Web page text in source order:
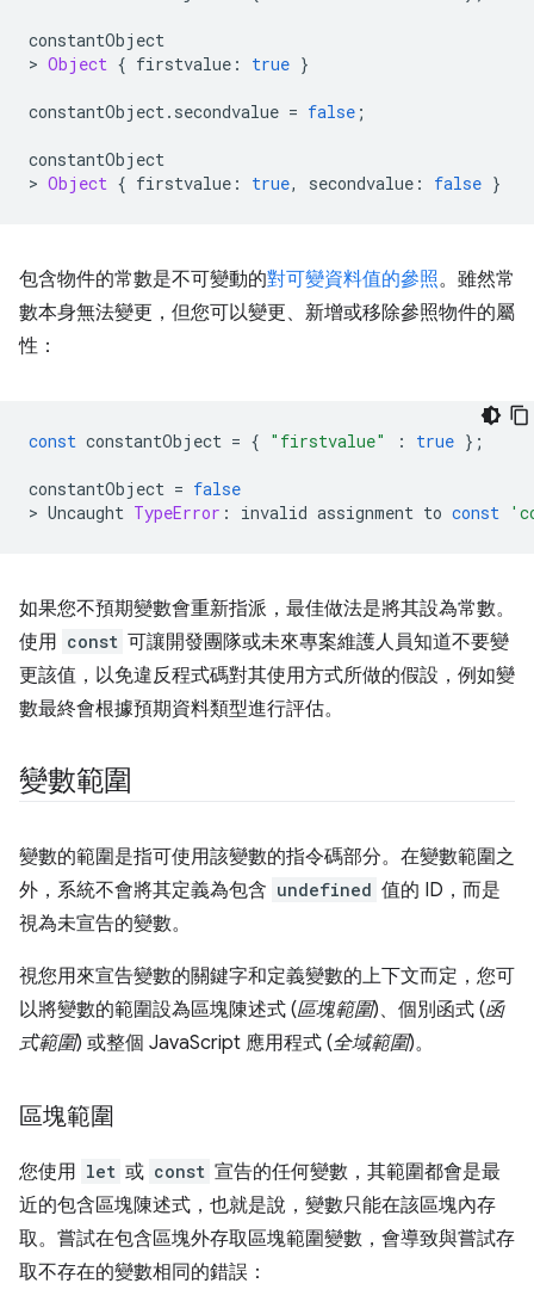
constantObject
> Object { firstvalue : true }
constantObject. secondvalue = false ;
constantObject
> Object { firstvalue : true, secondvalue : false }
包含物件的常數是不可變動的對可變資料值的參照。雖然常
數本身無法變更，但您可以變更、新增或移除參照物件的屬
性：
const constantObject = { "firstvalue" : true };
constantObject = false
> Uncaught TypeError : invalid assignment to const
如果您不預期變數會重新指派，最佳做法是將其設為常數。
使用 const 可讓開發團隊或未來專案維護人員知道不要變
更該值，以免違反程式碼對其使用方式所做的假設，例如變
數最終會根據預期資料類型進行評估。
變數範圍
變數的範圍是指可使用該變數的指令碼部分。在變數範圍之
外，系統不會將其定義為包含 undefined 值的 ID，而是
視為未宣告的變數。
視您用來宣告變數的關鍵字和定義變數的上下文而定，您可
以將變數的範圍設為區塊陳述式 (區塊範圍)、個別函式 (函
式範圍) 或整個 JavaScript 應用程式 (全域範圍)。
區塊範圍
您使用 let 或 const 宣告的任何變數，其範圍都會是最
近的包含區塊陳述式 ，也就是說，變數只能在該區塊內存
取。嘗試在包含區塊外存取區塊範圍變數，會導致與嘗試存
取不存在的變數相同的錯誤：